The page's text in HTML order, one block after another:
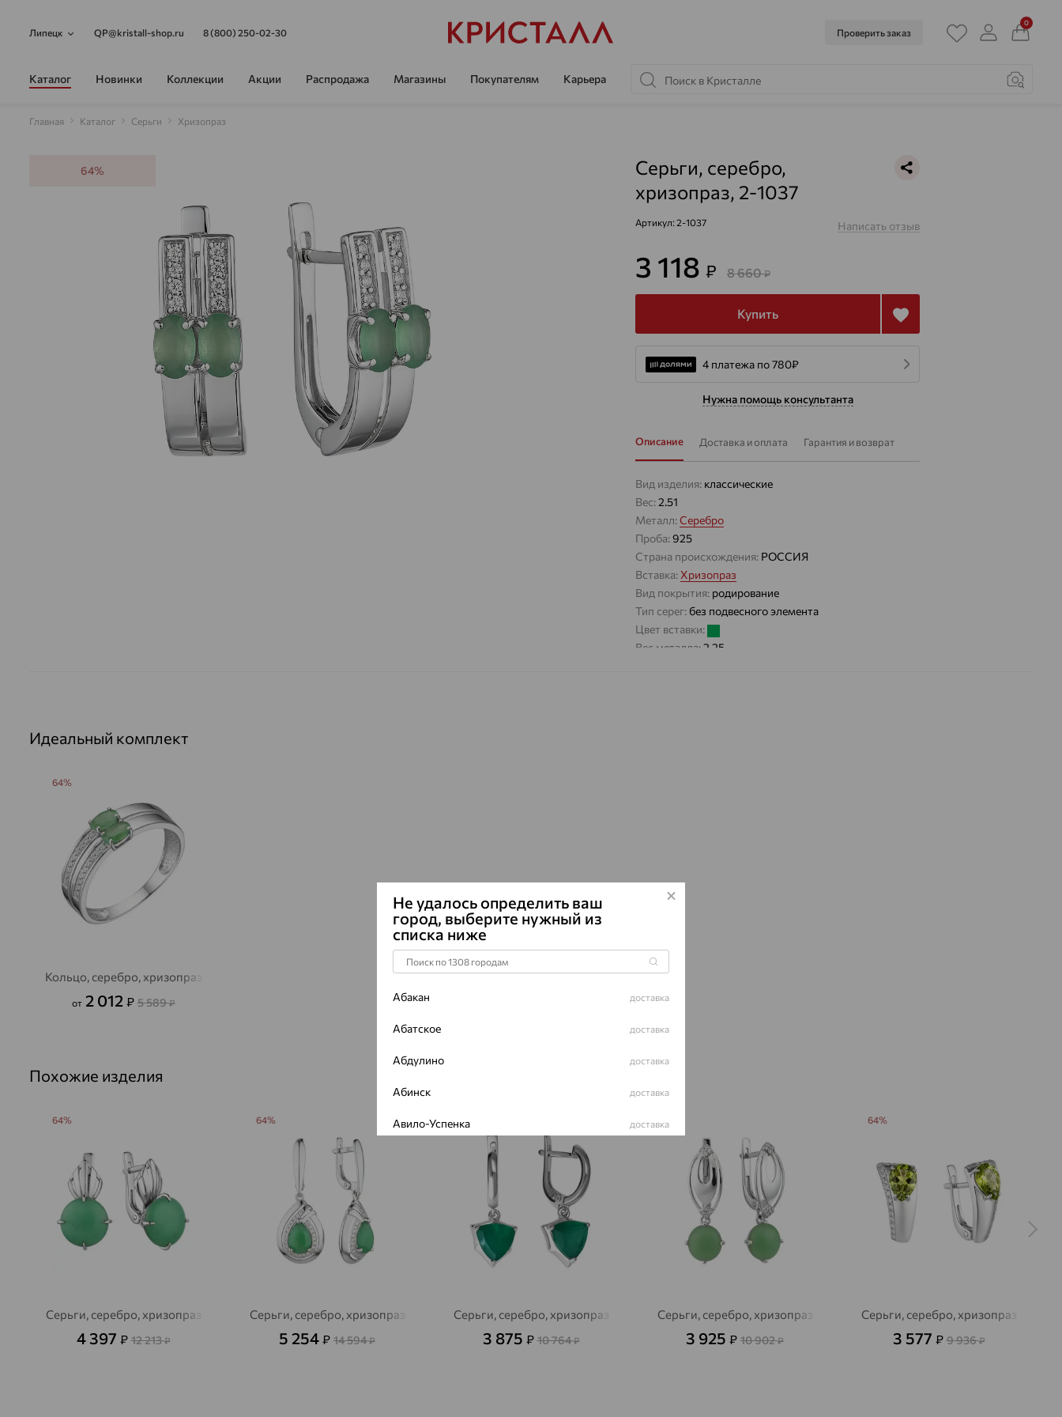
Липецк QP@kristall-shop.ru 8 (800) 250-02-30 Проверить заказ
0
Каталог Новинки Коллекции Акции Распродажа Магазины Покупателям Карьера
Главная Каталог Серьги Хризопраз
64%
Серьги, серебро,
хризопраз, 2-1037
Артикул: 2-1037 Написать отзыв
3 118 ₽ 8 660₽
Купить
4 платежа по 780₽
Нужна помощь консультанта
Описание Доставка и оплата Гарантия и возврат
Вид изделия: классические
Вес:2.51
Металл:Серебро
Проба:925
Страна происхождения: РОССИЯ
Вставка:Хризопраз
Вид покрытия: родирование
Тип серег:без подвесного элемента
Цвет вставки:
Вес металла:2.25
Идеальный комплект
Кольцо, серебро, хризопраз
от 2 012 ₽ 5 589₽
64%
Похожие изделия
Серьги, серебро, хризопраз
4 397 ₽ 12 213₽
64%
Серьги, серебро, хризопраз
5 254 ₽ 14 594₽
64%
Серьги, серебро, хризопраз
3 875 ₽ 10 764₽
64%
Серьги, серебро, хризопраз
3 925 ₽ 10 902₽
Серьги, серебро, хризопраз
3 577 ₽ 9 936₽
64%
Не удалось определить ваш
город, выберите нужный из
списка ниже
Абакан доставка
Абатское доставка
Абдулино доставка
Абинск доставка
Авило-Успенка доставка
Адыгейск доставка